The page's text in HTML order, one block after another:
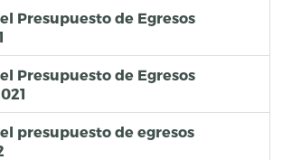
Presupuesto de Egresos
Presupuesto de Egresos
presupuesto de egresos